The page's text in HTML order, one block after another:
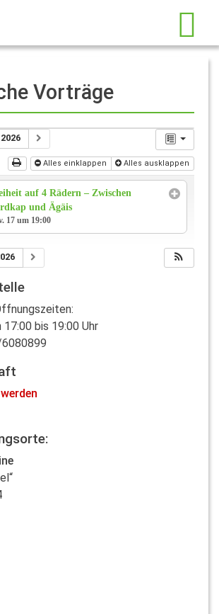
Vorträge
Alles einklappen Alles ausklappen
auf 4 Rädern – Zwischen
und Ägäis
17 um 19:00
bis 19:00 Uhr